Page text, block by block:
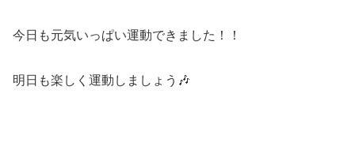
今日も元気いっぱい運動できました！！
明日も楽しく運動しましょう🎶